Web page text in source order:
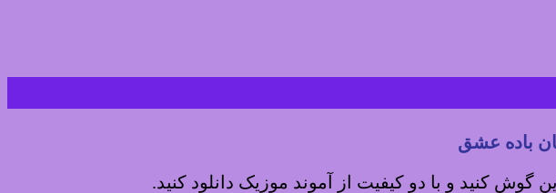
باده عشق
گوش کنید و با دو کیفیت از آموند موزیک دانلود کنید.